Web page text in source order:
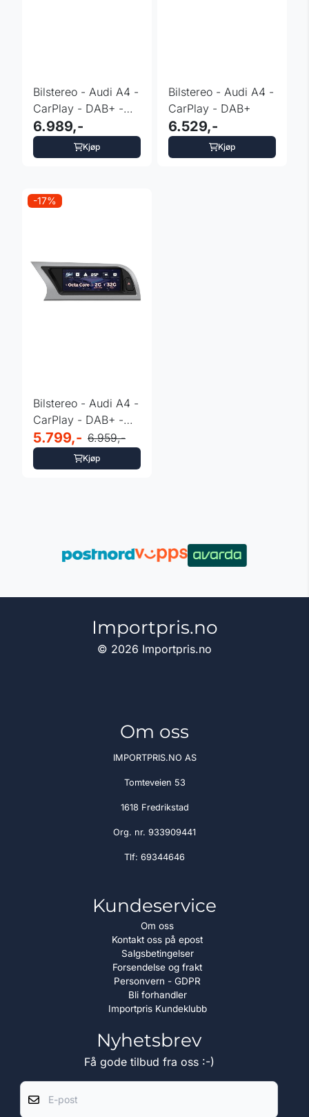
Bilstereo - Audi A4 -
CarPlay - DAB+ -
Symphony
6.989,-
Kjøp
Bilstereo - Audi A4 -
CarPlay - DAB+
6.529,-
Kjøp
-17%
Bilstereo - Audi A4 -
CarPlay - DAB+ -
Symphony
5.799,- 6.959,-
Kjøp
Importpris.no
© 2026 Importpris.no
Om oss
IMPORTPRIS.NO AS
Tomteveien 53
1618 Fredrikstad
Org. nr. 933909441
Tlf: 69344646
Kundeservice
Om oss
Kontakt oss på epost
Salgsbetingelser
Forsendelse og frakt
Personvern - GDPR
Bli forhandler
Importpris Kundeklubb
Nyhetsbrev
Få gode tilbud fra oss :-)